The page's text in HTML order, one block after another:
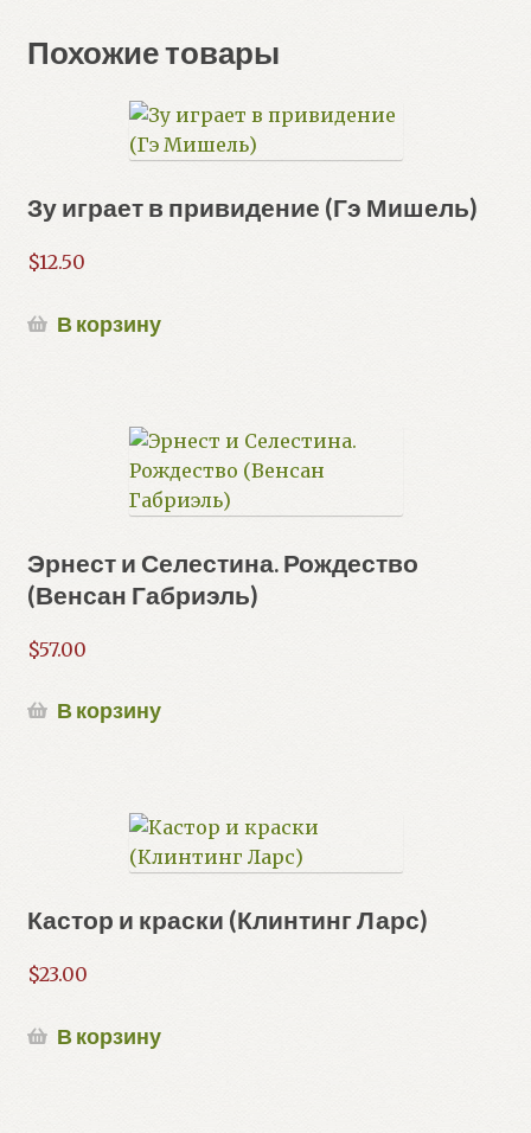
Похожие товары
Зу играет в привидение (Гэ Мишель)
$12.50
В корзину
Эрнест и Селестина. Рождество
(Венсан Габриэль)
$57.00
В корзину
Кастор и краски (Клинтинг Ларс)
$23.00
В корзину